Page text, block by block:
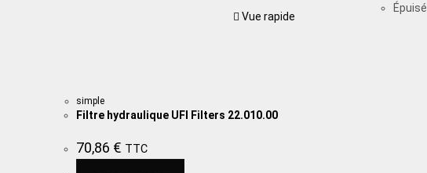
Vue rapide
simple
Filtre hydraulique UFI Filters 22.010.00
70,86 € TTC
Épuisé